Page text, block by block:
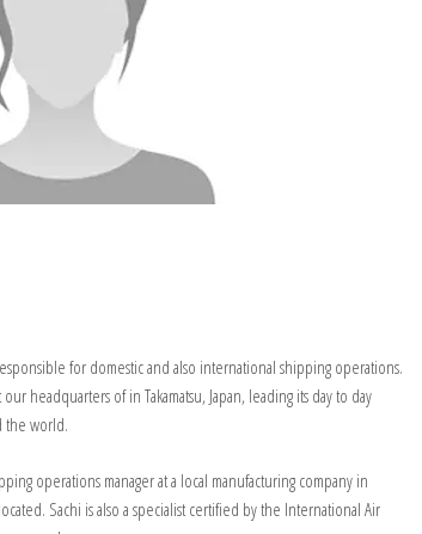
for domestic and also international shipping operations.
headquarters of in Takamatsu, Japan, leading its day to day
the world.
operations manager at a local manufacturing company in
Sachi is also a specialist certified by the International Air